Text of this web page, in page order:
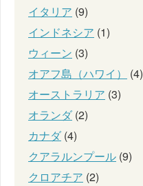
イタリア (9)
インドネシア (1)
ウィーン (3)
オアフ島（ハワイ）
(4)
オーストラリア (3)
オランダ(2)
カナダ(4)
クアラルンプール (9)
クロアチア (2)